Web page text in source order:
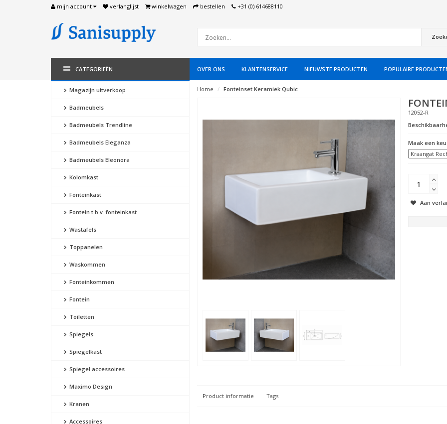
mijn account verlanglijst winkelwagen bestellen +31 (0) 614688110
CATEGORIEËN OVER ONS KLANTENSERVICE NIEUWSTE PRODUCTEN POPULAIRE
Magazijn uitverkoop
Badmeubels
Badmeubels Trendline
Badmeubels Eleganza
Badmeubels Eleonora
Kolomkast
Fonteinkast
Fontein t.b.v. fonteinkast
Wastafels
Toppanelen
Waskommen
Fonteinkommen
Fontein
Toiletten
Spiegels
Spiegelkast
Spiegel accessoires
Maximo Design
Kranen
Accessoires
Home Fonteinset Keramiek Qubic
12052-R
Maak een
Aan
Product informatie Tags